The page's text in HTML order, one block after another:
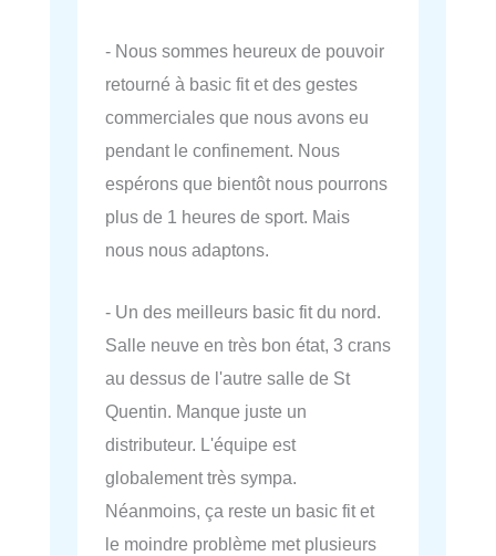
- Nous sommes heureux de pouvoir
retourné à basic fit et des gestes
commerciales que nous avons eu
pendant le confinement. Nous
espérons que bientôt nous pourrons
plus de 1 heures de sport. Mais
nous nous adaptons.
- Un des meilleurs basic fit du nord.
Salle neuve en très bon état, 3 crans
au dessus de l'autre salle de St
Quentin. Manque juste un
distributeur. L'équipe est
globalement très sympa.
Néanmoins, ça reste un basic fit et
le moindre problème met plusieurs